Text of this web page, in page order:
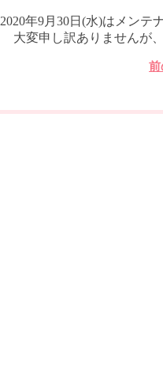
2020年9月30日(水)はメンテ
大変申し訳ありませんが
前